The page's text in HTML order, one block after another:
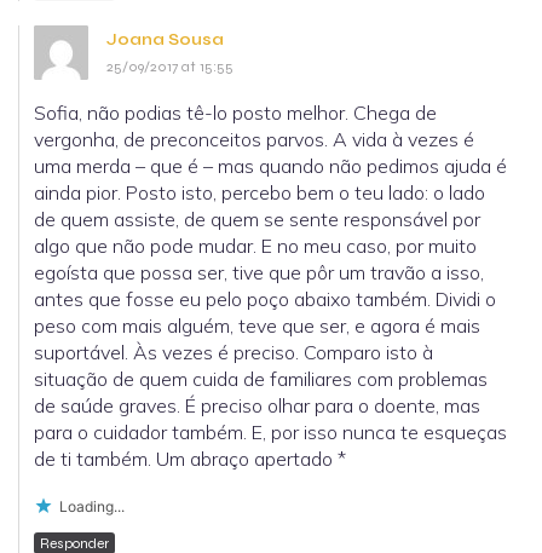
Joana Sousa
25/09/2017 at 15:55
Sofia, não podias tê-lo posto melhor. Chega de
vergonha, de preconceitos parvos. A vida à vezes é
uma merda – que é – mas quando não pedimos ajuda é
ainda pior. Posto isto, percebo bem o teu lado: o lado
de quem assiste, de quem se sente responsável por
algo que não pode mudar. E no meu caso, por muito
egoísta que possa ser, tive que pôr um travão a isso,
antes que fosse eu pelo poço abaixo também. Dividi o
peso com mais alguém, teve que ser, e agora é mais
suportável. Às vezes é preciso. Comparo isto à
situação de quem cuida de familiares com problemas
de saúde graves. É preciso olhar para o doente, mas
para o cuidador também. E, por isso nunca te esqueças
de ti também. Um abraço apertado *
Loading...
Responder